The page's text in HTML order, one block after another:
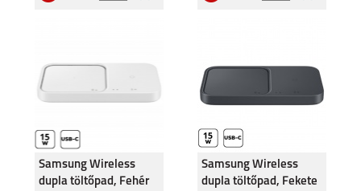
Samsung Wireless
dupla töltőpad, Fehér
Samsung Wireless
dupla töltőpad, Fekete